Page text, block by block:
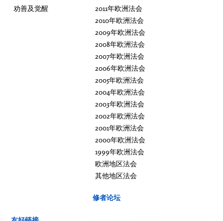
劝善及觉醒
2011年欧洲法会
2010年欧洲法会
2009年欧洲法会
2008年欧洲法会
2007年欧洲法会
2006年欧洲法会
2005年欧洲法会
2004年欧洲法会
2003年欧洲法会
2002年欧洲法会
2001年欧洲法会
2000年欧洲法会
1999年欧洲法会
欧洲地区法会
其他地区法会
修者论坛